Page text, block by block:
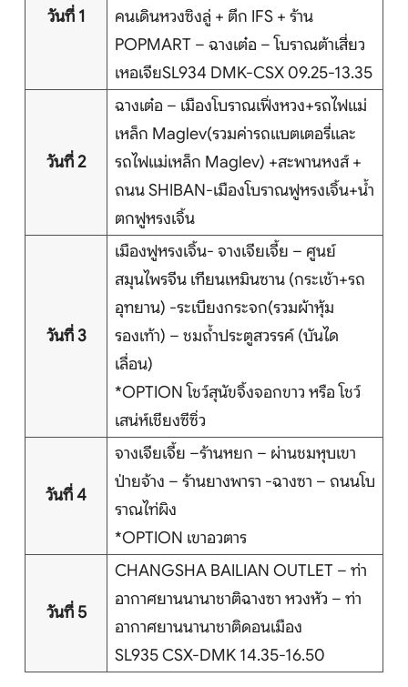
Search
วันที่ 1
คนเดินหวงซิงลู่ + ตึก IFS + ร้าน
POPMART – ฉางเต๋อ – โบราณต้าเสี่ยว
เหอเจียSL934 DMK-CSX 09.25-13.35
วันที่ 2
ฉางเต๋อ – เมืองโบราณเฟิ่งหวง+รถไฟแม่
เหล็ก Maglev(รวมค่ารถแบตเตอรี่และ
รถไฟแม่เหล็ก Maglev) +สะพานหงส์ +
ถนน SHIBAN-เมืองโบราณฟูหรงเจิ้น+น้ำ
ตกฟูหรงเจิ้น
วันที่ 3
เมืองฟูหรงเจิ้น- จางเจียเจี้ย – ศูนย์
สมุนไพรจีน เทียนเหมินซาน (กระเช้า+รถ
อุทยาน) -ระเบียงกระจก(รวมผ้าหุ้ม
รองเท้า) – ชมถ้ำประตูสวรรค์ (บันได
เลื่อน)
*OPTION โชว์สุนัขจิ้งจอกขาว หรือ โชว์
เสน่ห์เชียงซีซิ่ว
วันที่ 4
จางเจียเจี้ย –ร้านหยก – ผ่านชมหุบเขา
ป่ายจ้าง – ร้านยางพารา -ฉางซา – ถนนโบ
ราณไท่ผิง
*OPTION เขาอวตาร
วันที่ 5
CHANGSHA BAILIAN OUTLET – ท่า
อากาศยานนานาชาติฉางซา หวงหัว – ท่า
อากาศยานนานาชาติดอนเมือง
SL935 CSX-DMK 14.35-16.50